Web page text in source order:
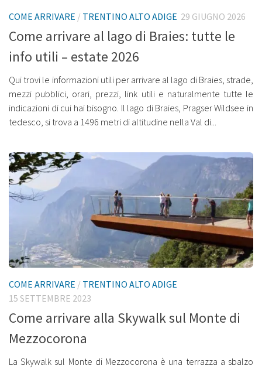
COME ARRIVARE / TRENTINO ALTO ADIGE 29 GIUGNO 2026
Come arrivare al lago di Braies: tutte le
info utili – estate 2026
Qui trovi le informazioni utili per arrivare al lago di Braies, strade,
mezzi pubblici, orari, prezzi, link utili e naturalmente tutte le
indicazioni di cui hai bisogno. Il lago di Braies, Pragser Wildsee in
tedesco, si trova a 1496 metri di altitudine nella Val di...
COME ARRIVARE / TRENTINO ALTO ADIGE
15 SETTEMBRE 2023
Come arrivare alla Skywalk sul Monte di
Mezzocorona
La Skywalk sul Monte di Mezzocorona è una terrazza a sbalzo